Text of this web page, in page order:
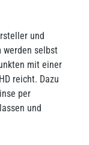
und
werden selbst
mit einer
reicht. Dazu
per
und